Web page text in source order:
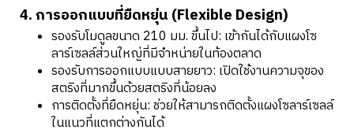
4. การออกแบบที่ยืดหยุ่น (Flexible Design)
รองรับโมดูลขนาด 210 มม. ขึ้นไป: เข้ากันได้กับแผงโซ
ลาร์เซลล์ส่วนใหญ่ที่มีจำหน่ายในท้องตลาด
รองรับการออกแบบแบบสายยาว: เปิดใช้งานความจุของ
สตริงที่มากขึ้นด้วยสตริงที่น้อยลง
การติดตั้งที่ยืดหยุ่น: ช่วยให้สามารถติดตั้งแผงโซลาร์เซลล์
ในแนวที่แตกต่างกันได้